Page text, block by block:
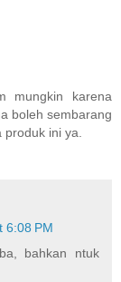
mungkin karena
boleh sembarang
ini ya.
6:08 PM
bahkan ntuk